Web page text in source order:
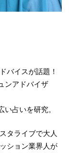
バイスが話題！
ンアドバイザ
占いを研究。
タライブで大人
ション業界人が